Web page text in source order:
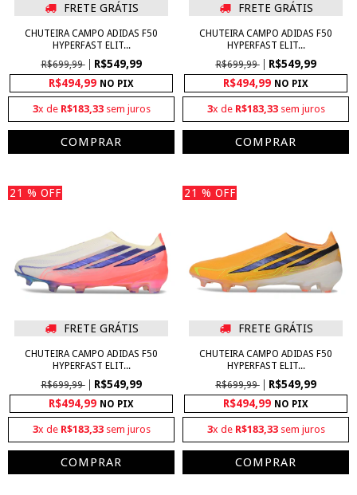
FRETE GRÁTIS
CHUTEIRA CAMPO ADIDAS F50
HYPERFAST ELIT...
R$699,99
R$549,99
R$494,99 NO PIX
3x de R$183,33sem juros
COMPRAR
FRETE GRÁTIS
CHUTEIRA CAMPO ADIDAS F50
HYPERFAST ELIT...
R$699,99
R$549,99
R$494,99 NO PIX
3x de R$183,33sem juros
COMPRAR
21 % OFF
FRETE GRÁTIS
CHUTEIRA CAMPO ADIDAS F50
HYPERFAST ELIT...
R$699,99
R$549,99
R$494,99 NO PIX
3x de R$183,33sem juros
COMPRAR
21 % OFF
FRETE GRÁTIS
CHUTEIRA CAMPO ADIDAS F50
HYPERFAST ELIT...
R$699,99
R$549,99
R$494,99 NO PIX
3x de R$183,33sem juros
COMPRAR